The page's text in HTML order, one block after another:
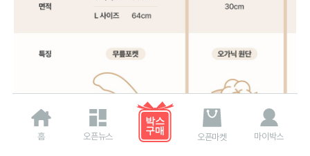
홈 오픈뉴스 오픈마켓 마이박스